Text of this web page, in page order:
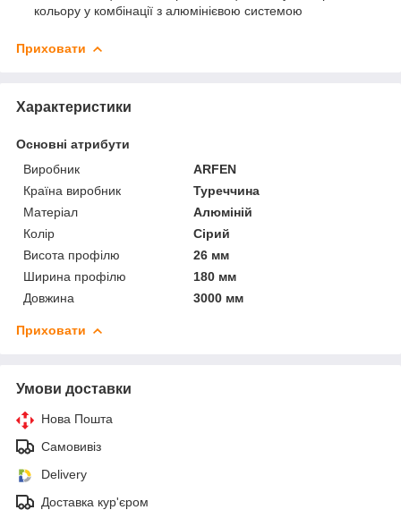
кольору у комбінації з алюмінієвою системою
Приховати
Характеристики
Основні атрибути
Виробник
ARFEN
Країна виробник
Туреччина
Матеріал
Алюміній
Колір
Сірий
Висота профілю
26 мм
Ширина профілю
180 мм
Довжина
3000 мм
Приховати
Умови доставки
Нова Пошта
Самовивіз
Delivery
Доставка кур'єром